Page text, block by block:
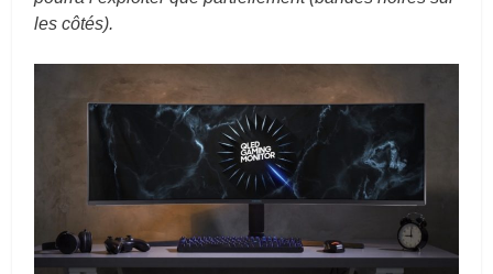
les côtés).